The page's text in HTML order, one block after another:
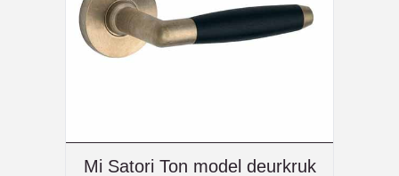
Mi Satori Ton model deurkruk